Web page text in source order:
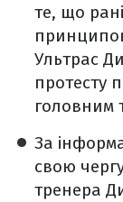
те, що
Ультрас
протесту
головним
За
свою
тренера